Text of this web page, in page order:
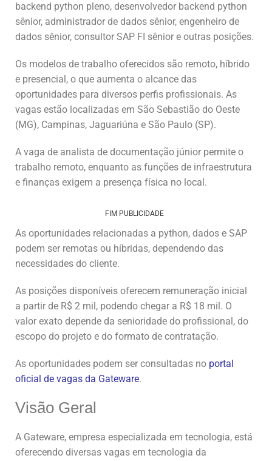
backend python pleno, desenvolvedor backend python
sênior, administrador de dados sênior, engenheiro de
dados sênior, consultor SAP FI sênior e outras posições.
Os modelos de trabalho oferecidos são remoto, híbrido
e presencial, o que aumenta o alcance das
oportunidades para diversos perfis profissionais. As
vagas estão localizadas em São Sebastião do Oeste
(MG), Campinas, Jaguariúna e São Paulo (SP).
A vaga de analista de documentação júnior permite o
trabalho remoto, enquanto as funções de infraestrutura
e finanças exigem a presença física no local.
FIM PUBLICIDADE
As oportunidades relacionadas a python, dados e SAP
podem ser remotas ou híbridas, dependendo das
necessidades do cliente.
As posições disponíveis oferecem remuneração inicial
a partir de R$ 2 mil, podendo chegar a R$ 18 mil. O
valor exato depende da senioridade do profissional, do
escopo do projeto e do formato de contratação.
As oportunidades podem ser consultadas no portal
oficial de vagas da Gateware.
Visão Geral
A Gateware, empresa especializada em tecnologia, está
oferecendo diversas vagas em tecnologia da